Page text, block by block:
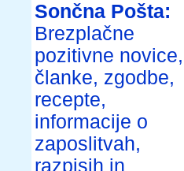
Sončna Pošta:
Brezplačne
pozitivne novice,
članke, zgodbe,
recepte,
informacije o
zaposlitvah,
razpisih in